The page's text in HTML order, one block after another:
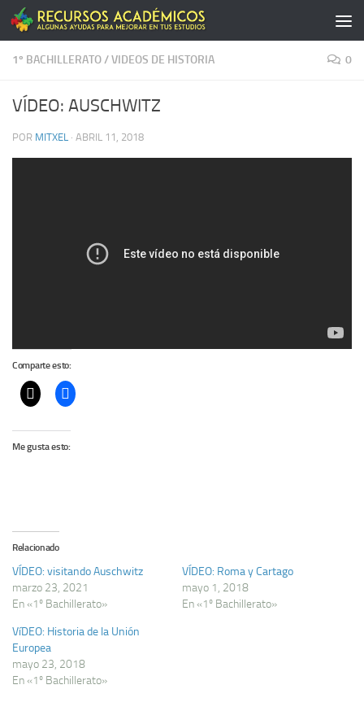
Saltar al contenido
1º BACHILLERATO/VIDEOS DE HISTORIA 0
VÍDEO: AUSCHWITZ
POR MITXEL · ABRIL 11, 2018
Comparte esto:
Me gusta esto:
Relacionado
VÍDEO: visitando Auschwitz
marzo 23, 2021
En «1º Bachillerato»
VÍDEO: Roma y Cartago
mayo 1, 2018
En «1º Bachillerato»
VíDEO: Historia de la Unión
Europea
mayo 23, 2018
En «1º Bachillerato»